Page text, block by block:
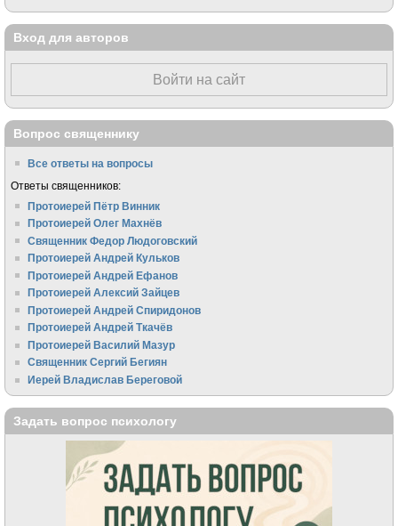
Вход для авторов
Войти на сайт
Вопрос священнику
Все ответы на вопросы
Ответы священников:
Протоиерей Пётр Винник
Протоиерей Олег Махнёв
Священник Федор Людоговский
Протоиерей Андрей Кульков
Протоиерей Андрей Ефанов
Протоиерей Алексий Зайцев
Протоиерей Андрей Спиридонов
Протоиерей Андрей Ткачёв
Протоиерей Василий Мазур
Священник Сергий Бегиян
Иерей Владислав Береговой
Задать вопрос психологу